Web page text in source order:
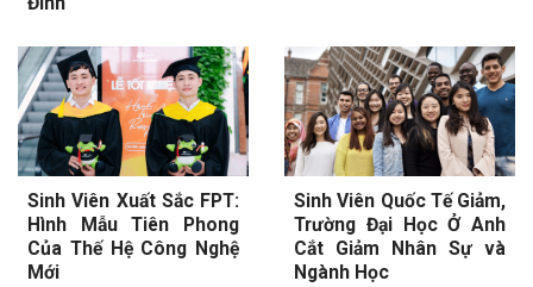
Sinh Viên Xuất Sắc FPT:
Hình Mẫu Tiên Phong
Của Thế Hệ Công Nghệ
Mới
Sinh Viên Quốc Tế Giảm,
Trường Đại Học Ở Anh
Cắt Giảm Nhân Sự và
Ngành Học